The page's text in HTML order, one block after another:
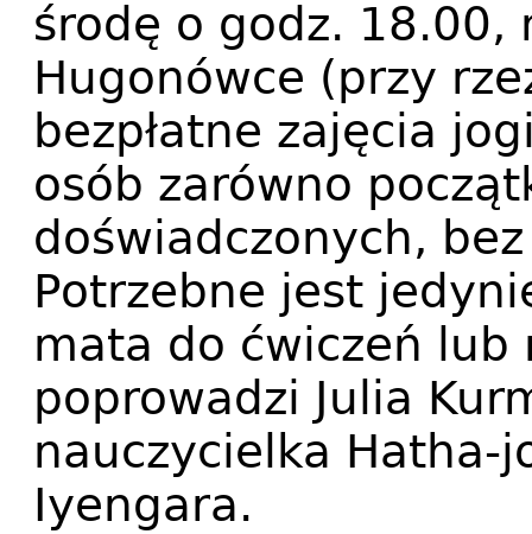
środę o godz. 18.00,
Hugonówce (przy
bezpłatne zajęcia
osób zarówno
doświadczonych,
Potrzebne jest
mata do ćwiczeń lub
poprowadzi Julia
nauczycielka Hatha-
Iyengara.